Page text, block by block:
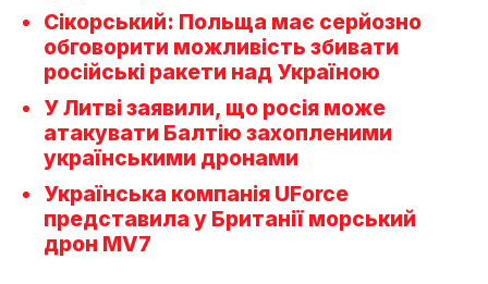
Сікорський: Польща має серйозно
обговорити можливість збивати
російські ракети над Україною
У Литві заявили, що росія може
атакувати Балтію захопленими
українськими дронами
Українська компанія UForce
представила у Британії морський
дрон MV7